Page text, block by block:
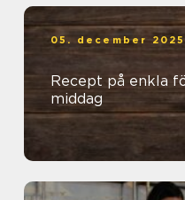
05. december 2025
Recept på enkla
middag